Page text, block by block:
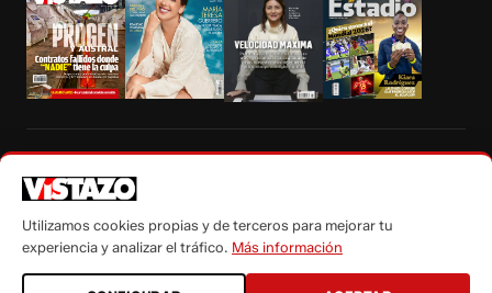
autorización escrita de su titular, de todos los contenidos de Vistazo.com.
Utilizamos cookies propias y de terceros para mejorar tu
experiencia y analizar el tráfico. Más información